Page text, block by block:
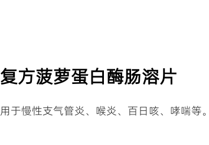
复方菠萝蛋白酶肠溶片
用于慢性支气管炎、喉炎、百日咳、哮喘等